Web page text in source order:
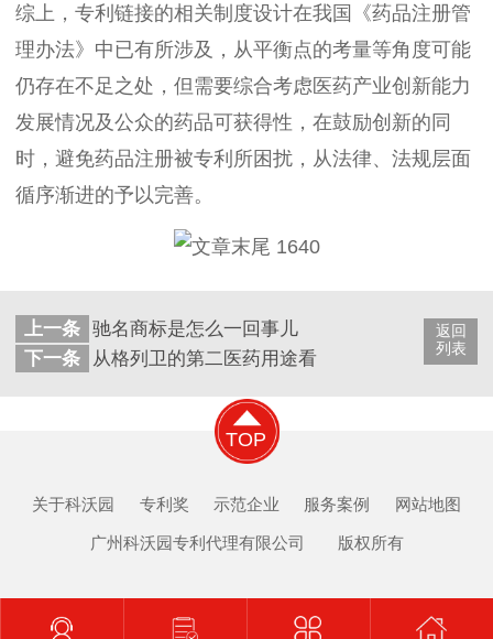
综上，专利链接的相关制度设计在我国《药品注册管
理办法》中已有所涉及，从平衡点的考量等角度可能
仍存在不足之处，但需要综合考虑医药产业创新能力
发展情况及公众的药品可获得性，在鼓励创新的同
时，避免药品注册被专利所困扰，从法律、法规层面
循序渐进的予以完善。
返回
列表
上一条 驰名商标是怎么一回事儿
下一条
从格列卫的第二医药用途看制药用途专利的确权
TOP
关于科沃园 专利奖 示范企业 服务案例 网站地图
广州科沃园专利代理有限公司 版权所有